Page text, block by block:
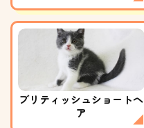
ブリティッシュショートヘ
ア